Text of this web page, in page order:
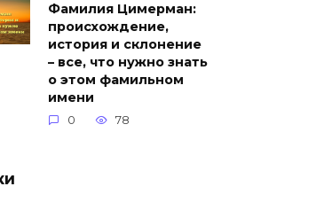
Фамилия Цимерман:
происхождение,
история и склонение
– все, что нужно знать
о этом фамильном
имени
0 78